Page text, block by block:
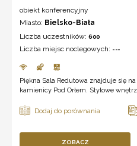
obiekt konferencyjny
Miasto: Bielsko-Biała
Liczba uczestników: 600
Liczba miejsc noclegowych: ---
Piękna Sala Redutowa znajduje się
kamienicy Pod Orłem. Stylowe
ZOBACZ